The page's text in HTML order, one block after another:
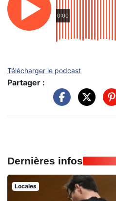
0:00
Télécharger le podcast
Partager :
Dernières infos
Locales